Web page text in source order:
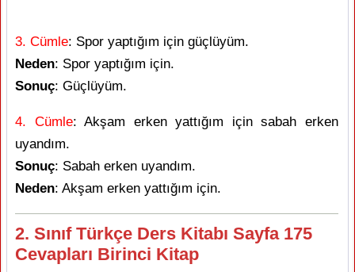
3. Cümle: Spor yaptığım için güçlüyüm.
Neden: Spor yaptığım için.
Sonuç: Güçlüyüm.
4. Cümle: Akşam erken yattığım için sabah erken
uyandım.
Sonuç: Sabah erken uyandım.
Neden: Akşam erken yattığım için.
2. Sınıf Türkçe Ders Kitabı Sayfa 175
Cevapları Birinci Kitap